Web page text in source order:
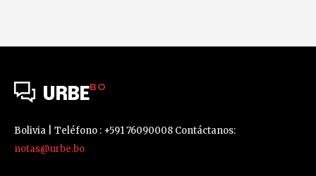
URBEBO
Bolivia | Teléfono : +591 76090008 Contáctanos:
notas@urbe.bo